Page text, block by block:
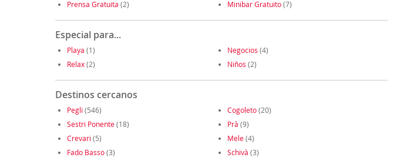
Prensa Gratuita (2) Minibar Gratuito(7)
Especial para...
Playa (1) Negocios (4)
Relax(2) Niños (2)
Destinos cercanos
Pegli (546) Cogoleto(20)
Sestri Ponente(18) Prà (9)
Crevari (5) Mele(4)
Fado Basso(3) Schivà (3)